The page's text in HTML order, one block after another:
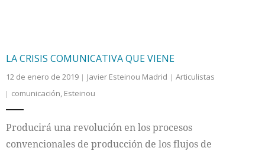
LA CRISIS COMUNICATIVA QUE VIENE
12 de enero de 2019 Javier Esteinou Madrid
Articulistas
comunicación, Esteinou
Producirá una revolución en los procesos
convencionales de producción de los flujos de